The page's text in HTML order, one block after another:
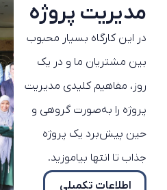
مدیریت پروژه
در این کارگاه بسیار محبوب
بین مشتریان ما و در یک
روز، مفاهیم کلیدی مدیریت
پروژه را به‌صورت گروهی و
حین پیش‌برد یک پروژه
جذاب تا انتها بیاموزید.
اطلاعات تکمیلی